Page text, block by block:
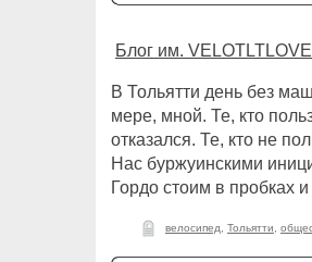
Блог им. VELOTLTLOVE
В Тольятти день без
мере, мной. Те, кто
отказался. Те, кто не
Нас буржуинскими
Гордо стоим в
велосипед Тольятти